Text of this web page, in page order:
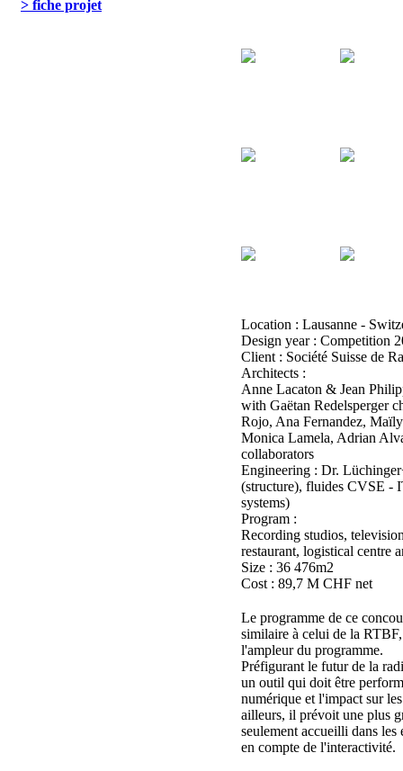
> fiche projet
Location : Lausanne -
Design year : Competition
Client : Société Suisse de
Architects :
Anne Lacaton & Jean
with Gaëtan Redelsperger
Rojo, Ana Fernandez,
Monica Lamela, Adrian
collaborators
Engineering : Dr.
(structure), fluides CVSE -
systems)
Program :
Recording studios,
restaurant, logistical centre
Size : 36 476m2
Cost : 89,7 M CHF net
Le programme de ce
similaire à celui de la
l'ampleur du programme.
Préfigurant le futur de la
un outil qui doit être
numérique et l'impact sur
ailleurs, il prévoit une plus
seulement accueilli dans les
en compte de l'interactivité.